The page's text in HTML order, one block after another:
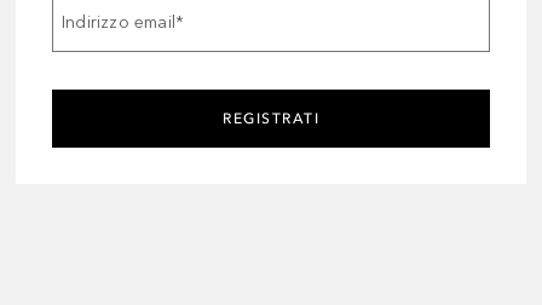
Indirizzo email*
REGISTRATI